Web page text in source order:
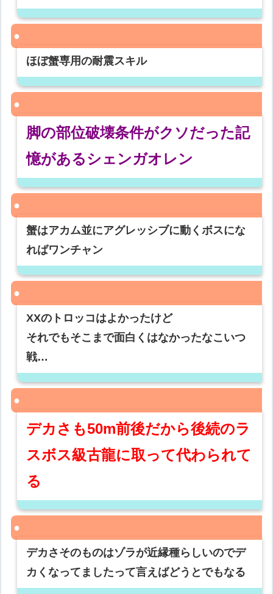
ほぼ蟹専用の耐震スキル
脚の部位破壊条件がクソだった記
憶があるシェンガオレン
蟹はアカム並にアグレッシブに動くボスにな
ればワンチャン
XXのトロッコはよかったけど
それでもそこまで面白くはなかったなこいつ
戦…
デカさも50m前後だから後続のラ
スボス級古龍に取って代わられて
る
デカさそのものはゾラが近縁種らしいのでデ
カくなってましたって言えばどうとでもなる